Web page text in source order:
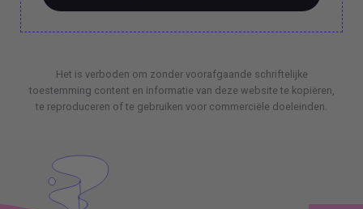
BOEK EEN 70 MIN CONSULT
Het is verboden om zonder voorafgaande schriftelijke
toestemming content en informatie van deze website te kopiëren,
te reproduceren of te gebruiken voor commerciële doeleinden.